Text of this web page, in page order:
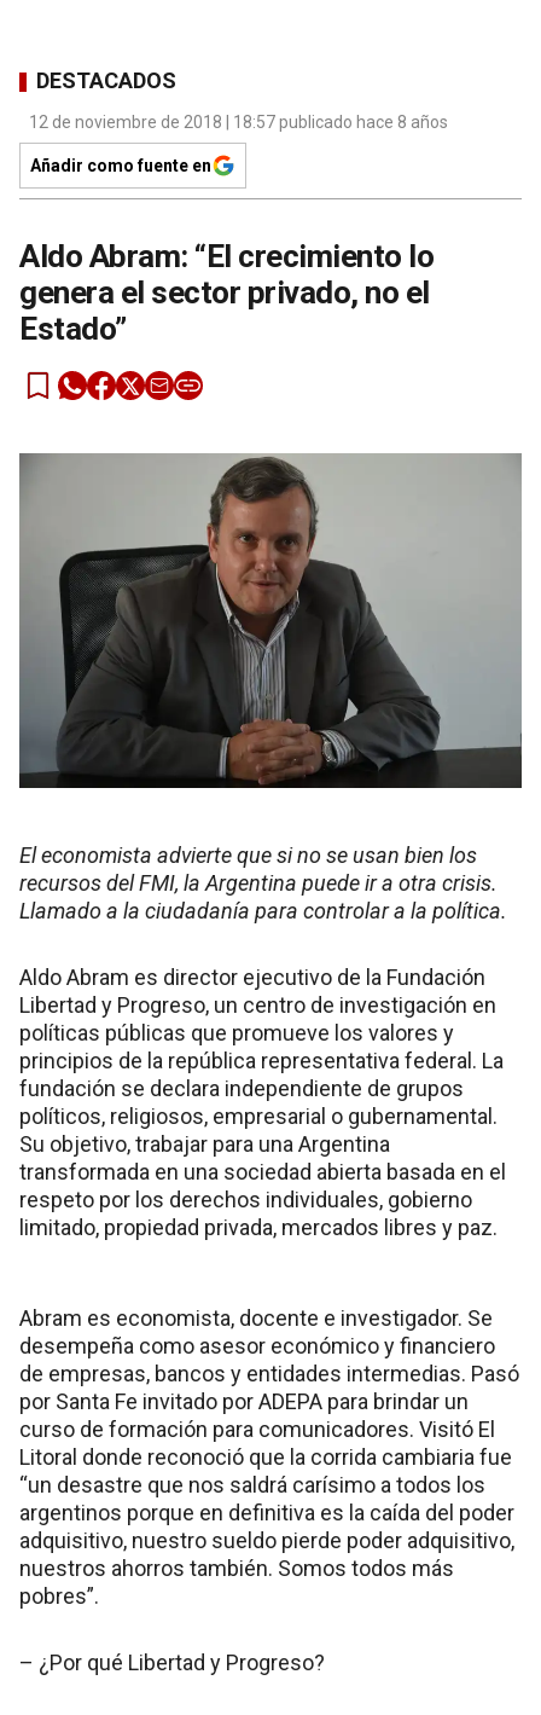
DESTACADOS
12 de noviembre de 2018 | 18:57 publicado hace 8 años
Añadir como fuente en
Aldo Abram: “El crecimiento lo
genera el sector privado, no el
Estado”
El economista advierte que si no se usan bien los
recursos del FMI, la Argentina puede ir a otra crisis.
Llamado a la ciudadanía para controlar a la política.
Aldo Abram es director ejecutivo de la Fundación
Libertad y Progreso, un centro de investigación en
políticas públicas que promueve los valores y
principios de la república representativa federal. La
fundación se declara independiente de grupos
políticos, religiosos, empresarial o gubernamental.
Su objetivo, trabajar para una Argentina
transformada en una sociedad abierta basada en el
respeto por los derechos individuales, gobierno
limitado, propiedad privada, mercados libres y paz.
Abram es economista, docente e investigador. Se
desempeña como asesor económico y financiero
de empresas, bancos y entidades intermedias. Pasó
por Santa Fe invitado por ADEPA para brindar un
curso de formación para comunicadores. Visitó El
Litoral donde reconoció que la corrida cambiaria fue
“un desastre que nos saldrá carísimo a todos los
argentinos porque en definitiva es la caída del poder
adquisitivo, nuestro sueldo pierde poder adquisitivo,
nuestros ahorros también. Somos todos más
pobres”.
– ¿Por qué Libertad y Progreso?